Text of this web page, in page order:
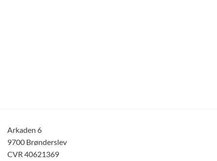
Arkaden 6
9700 Brønderslev
CVR 40621369